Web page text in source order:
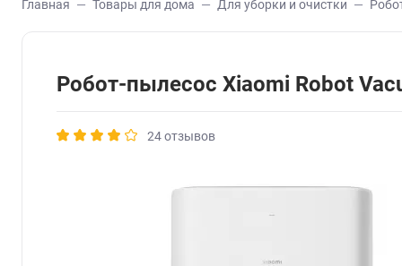
Главная Товары для дома Для уборки и очистки
Робот-пылесос Xiaomi Robot
24 отзывов